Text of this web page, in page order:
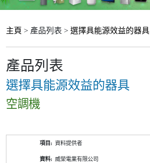
主頁 > 產品列表 > 選擇具能源效益的器具
產品列表
選擇具能源效益的器具
空調機
資料提供者
威榮電業有限公司